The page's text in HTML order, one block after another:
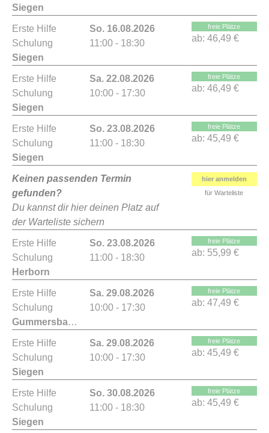
Siegen
Erste Hilfe
Schulung
Siegen
So. 16.08.2026
11:00 - 18:30
freie Plätze
ab: 46,49 €
Erste Hilfe
Schulung
Siegen
Sa. 22.08.2026
10:00 - 17:30
freie Plätze
ab: 46,49 €
Erste Hilfe
Schulung
Siegen
So. 23.08.2026
11:00 - 18:30
freie Plätze
ab: 45,49 €
Keinen passenden Termin
gefunden?
Du kannst dir hier deinen Platz auf
der Warteliste sichern
hier anmelden
für Warteliste
Erste Hilfe
Schulung
Herborn
So. 23.08.2026
11:00 - 18:30
freie Plätze
ab: 55,99 €
Erste Hilfe
Schulung
Gummersbach
Sa. 29.08.2026
10:00 - 17:30
freie Plätze
ab: 47,49 €
Erste Hilfe
Schulung
Siegen
Sa. 29.08.2026
10:00 - 17:30
freie Plätze
ab: 45,49 €
Erste Hilfe
Schulung
Siegen
So. 30.08.2026
11:00 - 18:30
freie Plätze
ab: 45,49 €